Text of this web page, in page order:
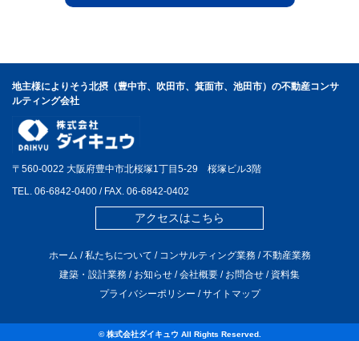
地主様によりそう北摂（豊中市、吹田市、箕面市、池田市）の不動産コンサ
ルティング会社
〒560-0022 大阪府豊中市北桜塚1丁目5-29 桜塚ビル3階
TEL. 06-6842-0400 / FAX. 06-6842-0402
アクセスはこちら
ホーム /私たちについて / コンサルティング業務 /不動産業務
建築・設計業務 / お知らせ /会社概要 / お問合せ / 資料集
プライバシーポリシー /サイトマップ
© 株式会社ダイキュウ All Rights Reserved.